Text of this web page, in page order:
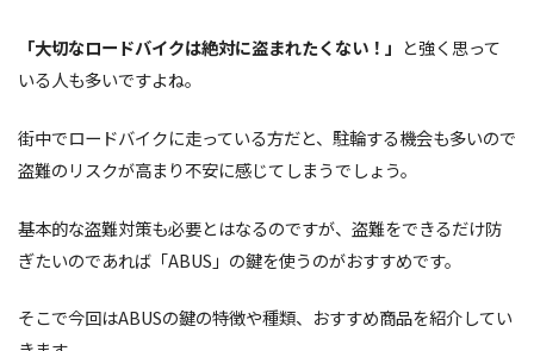
「大切なロードバイクは絶対に盗まれたくない！」 と強く思って
いる人も多いですよね。
街中でロードバイクに走っている方だと、駐輪する機会も多いので
盗難のリスクが高まり不安に感じてしまうでしょう。
基本的な盗難対策も必要とはなるのですが、盗難をできるだけ防
ぎたいのであれば「ABUS」の鍵を使うのがおすすめです。
そこで今回はABUSの鍵の特徴や種類、おすすめ商品を紹介してい